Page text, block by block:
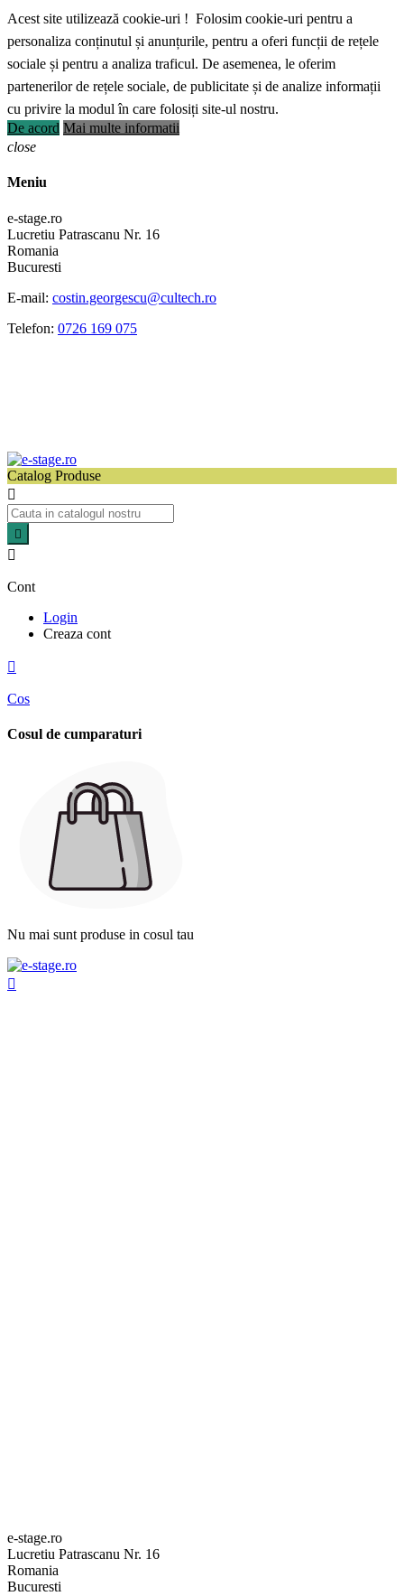
Acest site utilizează cookie-uri ! Folosim cookie-uri pentru a
personaliza conținutul și anunțurile, pentru a oferi funcții de rețele
sociale și pentru a analiza traficul. De asemenea, le oferim
partenerilor de rețele sociale, de publicitate și de analize informații
cu privire la modul în care folosiți site-ul nostru.
De acord Mai multe informatii
close
Meniu
e-stage.ro
Lucretiu Patrascanu Nr. 16
Romania
Bucuresti
E-mail: costin.georgescu@cultech.ro
Telefon: 0726 169 075
Catalog Produse



Cont
Login
Creaza cont

Cos
Cosul de cumparaturi
Nu mai sunt produse in cosul tau

e-stage.ro
Lucretiu Patrascanu Nr. 16
Romania
Bucuresti